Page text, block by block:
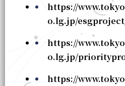
https://
o.lg.jp/
https://
o.lg.jp/
https://